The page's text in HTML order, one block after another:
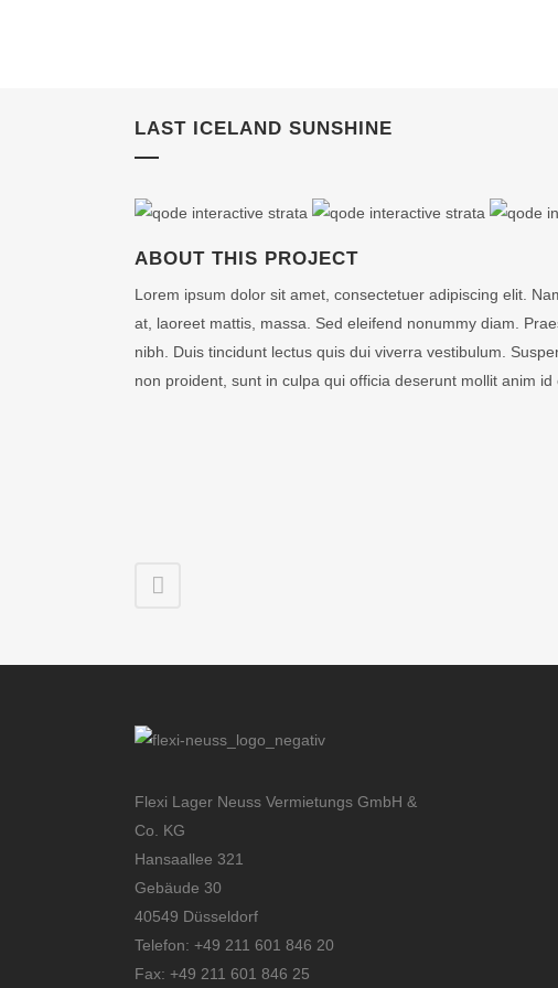
LAST ICELAND SUNSHINE
ABOUT THIS PROJECT
Lorem ipsum dolor sit amet, consectetuer adipiscing elit.
at, laoreet mattis, massa. Sed eleifend nonummy diam.
nibh. Duis tincidunt lectus quis dui viverra vestibulum.
non proident, sunt in culpa qui officia deserunt mollit anim id
Flexi Lager Neuss Vermietungs GmbH &
Co. KG
Hansaallee 321
Gebäude 30
40549 Düsseldorf
Telefon: +49 211 601 846 20
Fax: +49 211 601 846 25